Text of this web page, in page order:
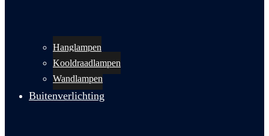
Hanglampen
Kooldraadlampen
Wandlampen
Buitenverlichting